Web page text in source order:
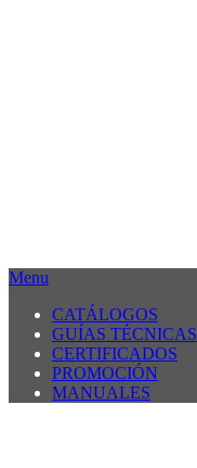
Menu
CATÁLOGOS
GUÍAS TÉCNICAS
CERTIFICADOS
PROMOCIÓN
MANUALES